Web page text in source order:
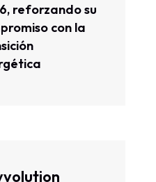
reforzando su
con la